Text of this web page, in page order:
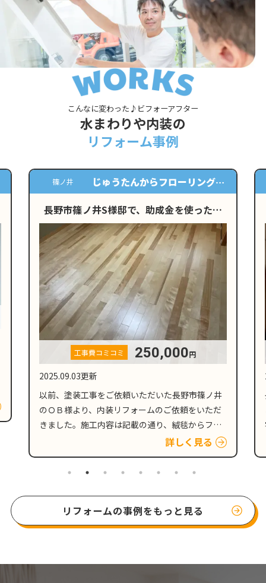
こんなに変わった♪ビフォーアフター
水まわりや内装の
リフォーム事例
安茂里小市
天井と壁のクロス貼替
長野市安茂里小市K様邸にてクロスの貼り
替え工事を行いました
工事費コミコミ 130,000円
2025.08.23更新
長野市安茂里小市のお客様からホームページより
お問い合わせをいただき、現地調査後、戸建て住
宅のダイニングキッチンの天井と、壁の貼り替え
のご依頼をいただきました。 壁紙劣化の原因とな
る、人的要因と外的要因 新築時にはキレイだった
壁紙も、人的要因…
詳しく見る
リフォームの事例をもっと見る